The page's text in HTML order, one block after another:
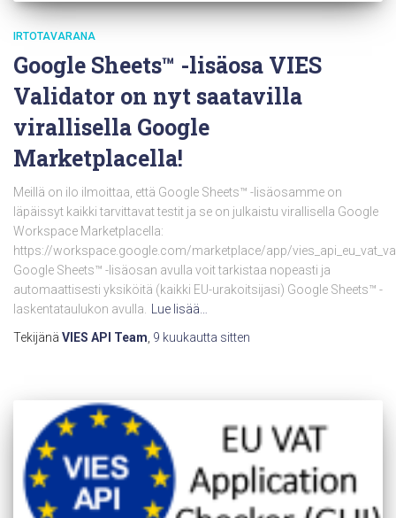
IRTOTAVARANA
Google Sheets™ -lisäosa VIES
Validator on nyt saatavilla
virallisella Google
Marketplacella!
Meillä on ilo ilmoittaa, että Google Sheets™ -lisäosamme on
läpäissyt kaikki tarvittavat testit ja se on julkaistu virallisella Google
Workspace Marketplacella:
https://workspace.google.com/marketplace/app/
Google Sheets™ -lisäosan avulla voit tarkistaa nopeasti ja
automaattisesti yksiköitä (kaikki EU-urakoitsijasi) Google Sheets™ -
laskentataulukon avulla. Lue lisää…
Tekijänä VIES API Team, 9 kuukautta sitten